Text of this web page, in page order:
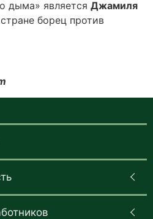
дыма» является Джамиля
борец против